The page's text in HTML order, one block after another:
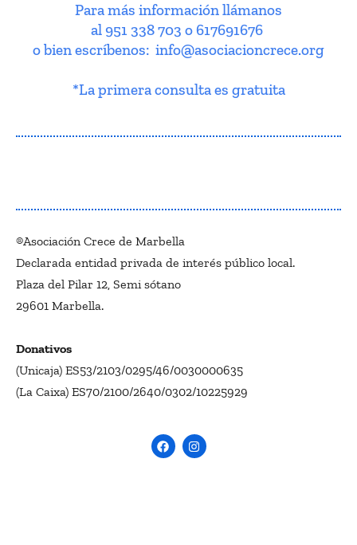
Para más información llámanos
al 951 338 703 o 617691676
o bien escríbenos: info@asociacioncrece.org
*La primera consulta es gratuita
®Asociación Crece de Marbella
Declarada entidad privada de interés público local.
Plaza del Pilar 12, Semi sótano
29601 Marbella.
Donativos
(Unicaja) ES53/2103/0295/46/0030000635
(La Caixa) ES70/2100/2640/0302/10225929